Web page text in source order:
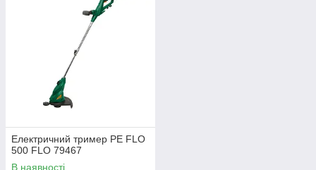
Електричний тример PE FLO
500 FLO 79467
В наявності